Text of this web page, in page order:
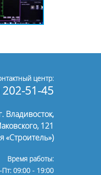
центр:
202-51-45
Владивосток,
121
«Строитель»)
Время работы:
09:00 - 19:00